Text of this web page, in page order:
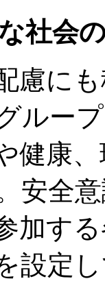
社会
慮に
ルー
健康
安全
加す
設定